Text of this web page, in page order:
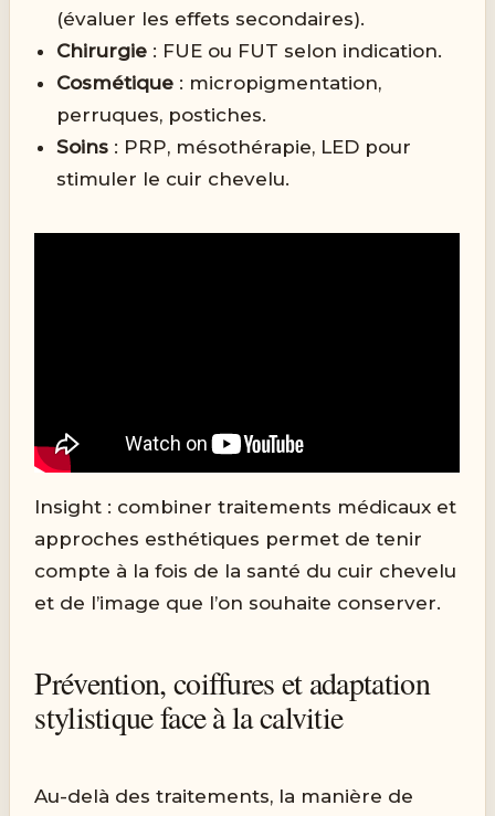
(évaluer les effets secondaires).
Chirurgie : FUE ou FUT selon indication.
Cosmétique : micropigmentation,
perruques, postiches.
Soins : PRP, mésothérapie, LED pour
stimuler le cuir chevelu.
Insight : combiner traitements médicaux et
approches esthétiques permet de tenir
compte à la fois de la santé du cuir chevelu
et de l’image que l’on souhaite conserver.
Prévention, coiffures et adaptation
stylistique face à la calvitie
Au-delà des traitements, la manière de